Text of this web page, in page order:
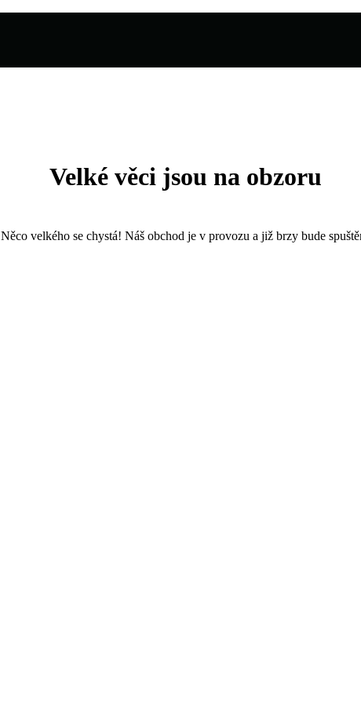
Velké věci jsou na obzoru
Něco velkého se chystá! Náš obchod je v provozu a již brzy bude